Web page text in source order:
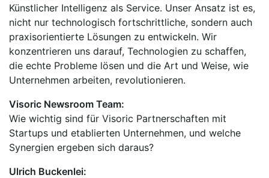
Künstlicher Intelligenz als Service. Unser Ansatz ist es,
nicht nur technologisch fortschrittliche, sondern auch
praxisorientierte Lösungen zu entwickeln. Wir
konzentrieren uns darauf, Technologien zu schaffen,
die echte Probleme lösen und die Art und Weise, wie
Unternehmen arbeiten, revolutionieren.
Visoric Newsroom Team:
Wie wichtig sind für Visoric Partnerschaften mit
Startups und etablierten Unternehmen, und welche
Synergien ergeben sich daraus?
Ulrich Buckenlei: